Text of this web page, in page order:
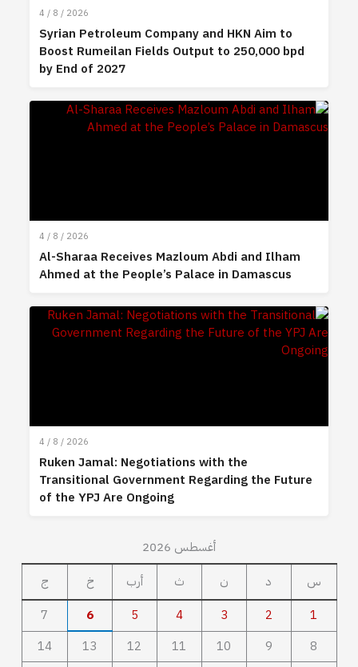
4 / 8 / 2026
Syrian Petroleum Company and HKN Aim to
Boost Rumeilan Fields Output to 250,000 bpd
by End of 2027
4 / 8 / 2026
Al-Sharaa Receives Mazloum Abdi and Ilham
Ahmed at the People’s Palace in Damascus
4 / 8 / 2026
Ruken Jamal: Negotiations with the
Transitional Government Regarding the Future
of the YPJ Are Ongoing
أغسطس 2026
س
د ن ث أرب خ
ج
1
2
3
4
5
6
7
8
9
10
11
12
13
14